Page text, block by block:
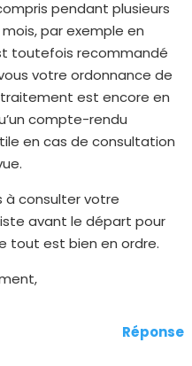
pendant plusieurs
par exemple en
toutefois recommandé
votre ordonnance de
traitement est encore en
compte-rendu
en cas de consultation
à consulter votre
avant le départ pour
tout est bien en ordre.
Réponse